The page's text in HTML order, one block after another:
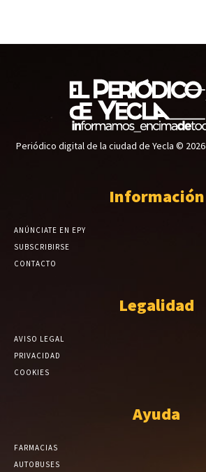
Periódico digital de la ciudad de Yecla © 2026
Información
ANÚNCIATE EN EPY
SUBSCRIBIRSE
CONTACTO
Legalidad
AVISO LEGAL
PRIVACIDAD
COOKIES
Ayuda
FARMACIAS
AUTOBUSES